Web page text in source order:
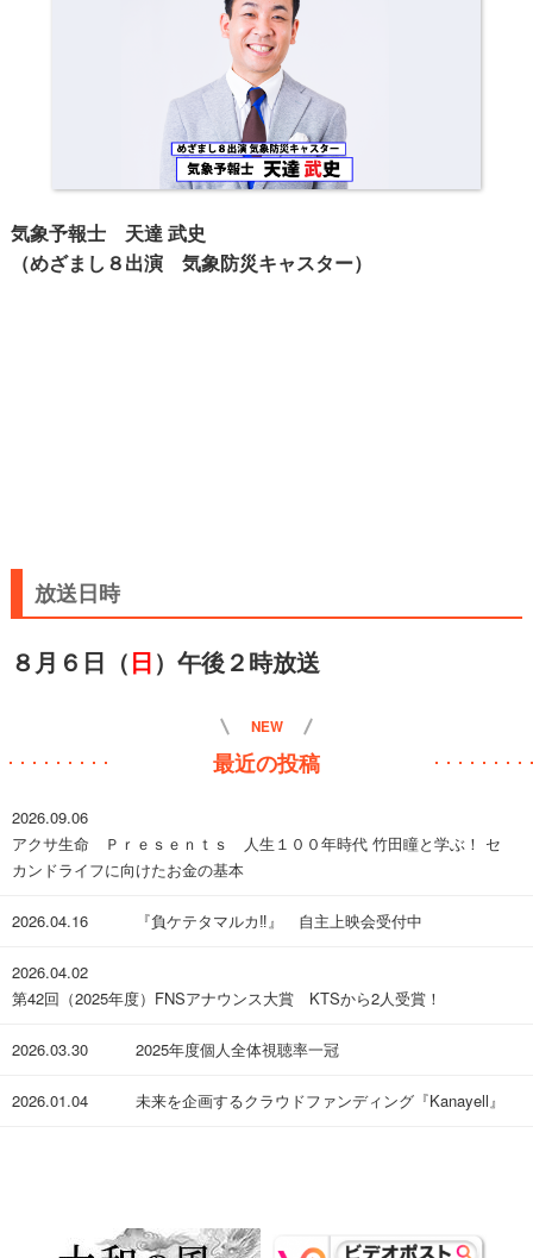
気象予報士 天達 武史
（めざまし８出演 気象防災キャスター）
放送日時
８月６日（日）午後２時放送
NEW
最近の投稿
2026.09.06
アクサ生命 Ｐｒｅｓｅｎｔｓ 人生１００年時代 竹田瞳と学ぶ！ セ
カンドライフに向けたお金の基本
2026.04.16 『負ケテタマルカ‼︎』 自主上映会受付中
2026.04.02
第42回（2025年度）FNSアナウンス大賞 KTSから2人受賞！
2026.03.30 ​2025年度個人全体視聴率一冠
2026.01.04 未来を企画するクラウドファンディング『Kanayell』